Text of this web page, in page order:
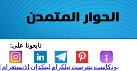
تابعونا على:
الانستغرام لينكدإن تيلكرامبنترست بودكاست